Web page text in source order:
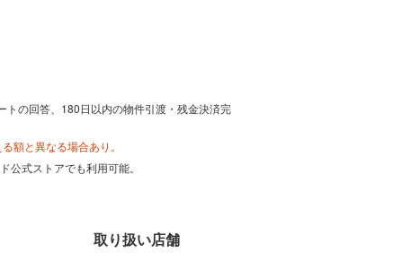
トの回答、180日以内の物件引渡・残金決済完
額と異なる場合あり。
式ストアでも利用可能。
取り扱い店舗